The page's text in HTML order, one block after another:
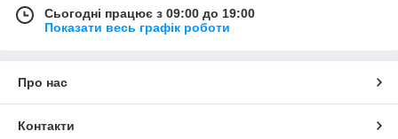
Сьогодні працює з 09:00 до 19:00
Показати весь графік роботи
Про нас
Контакти